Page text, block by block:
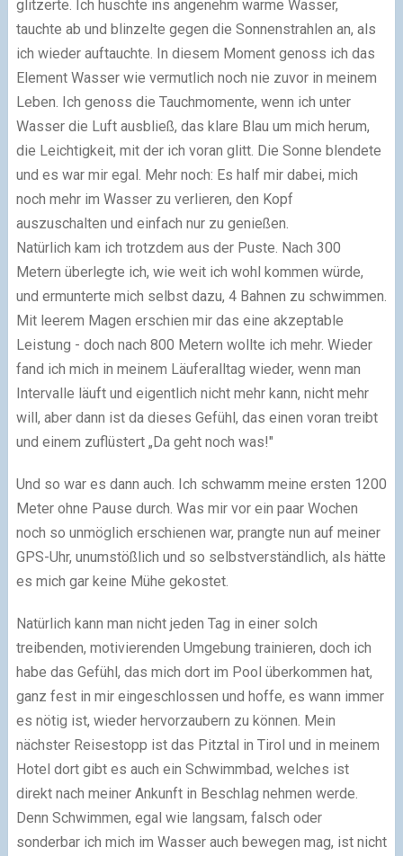
glitzerte. Ich huschte ins angenehm warme Wasser,
tauchte ab und blinzelte gegen die Sonnenstrahlen an, als
ich wieder auftauchte. In diesem Moment genoss ich das
Element Wasser wie vermutlich noch nie zuvor in meinem
Leben. Ich genoss die Tauchmomente, wenn ich unter
Wasser die Luft ausbließ, das klare Blau um mich herum,
die Leichtigkeit, mit der ich voran glitt. Die Sonne blendete
und es war mir egal. Mehr noch: Es half mir dabei, mich
noch mehr im Wasser zu verlieren, den Kopf
auszuschalten und einfach nur zu genießen.
Natürlich kam ich trotzdem aus der Puste. Nach 300
Metern überlegte ich, wie weit ich wohl kommen würde,
und ermunterte mich selbst dazu, 4 Bahnen zu schwimmen.
Mit leerem Magen erschien mir das eine akzeptable
Leistung - doch nach 800 Metern wollte ich mehr. Wieder
fand ich mich in meinem Läuferalltag wieder, wenn man
Intervalle läuft und eigentlich nicht mehr kann, nicht mehr
will, aber dann ist da dieses Gefühl, das einen voran treibt
und einem zuflüstert „Da geht noch was!"
Und so war es dann auch. Ich schwamm meine ersten 1200
Meter ohne Pause durch. Was mir vor ein paar Wochen
noch so unmöglich erschienen war, prangte nun auf meiner
GPS-Uhr, unumstößlich und so selbstverständlich, als hätte
es mich gar keine Mühe gekostet.
Natürlich kann man nicht jeden Tag in einer solch
treibenden, motivierenden Umgebung trainieren, doch ich
habe das Gefühl, das mich dort im Pool überkommen hat,
ganz fest in mir eingeschlossen und hoffe, es wann immer
es nötig ist, wieder hervorzaubern zu können. Mein
nächster Reisestopp ist das Pitztal in Tirol und in meinem
Hotel dort gibt es auch ein Schwimmbad, welches ist
direkt nach meiner Ankunft in Beschlag nehmen werde.
Denn Schwimmen, egal wie langsam, falsch oder
sonderbar ich mich im Wasser auch bewegen mag, ist nicht